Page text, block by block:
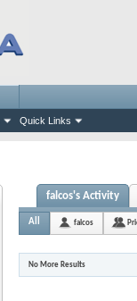
Quick Links
falcos's Activity
All falcos
No More Results